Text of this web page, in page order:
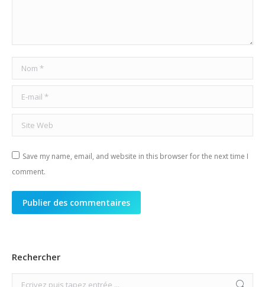
Nom *
E-mail *
Site Web
Save my name, email, and website in this browser for the next time I
comment.
Publier des commentaires
Rechercher
Search: